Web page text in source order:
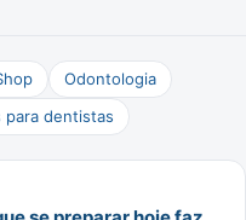
Odontologia
para dentistas